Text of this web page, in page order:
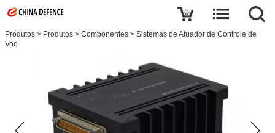
Produtos > Produtos > Componentes > Sistemas de Atuador de Controle de
Voo